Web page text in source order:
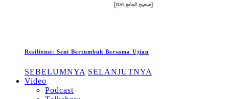
Resiliensi: Seni Bertumbuh Bersama Ujian
SEBELUMNYA SELANJUTNYA
Video
Podcast